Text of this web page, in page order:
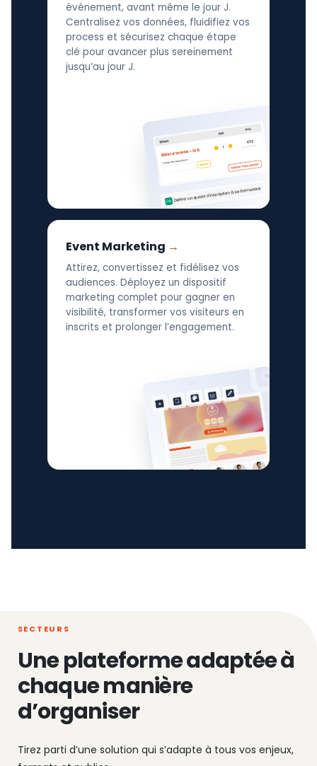
événement, avant même le jour J.
Centralisez vos données, fluidifiez vos
process et sécurisez chaque étape
clé pour avancer plus sereinement
jusqu’au jour J.
Event Marketing
Attirez, convertissez et fidélisez vos
audiences. Déployez un dispositif
marketing complet pour gagner en
visibilité, transformer vos visiteurs en
inscrits et prolonger l’engagement.
SECTEURS
Une plateforme adaptée à
chaque manière
d’organiser
Tirez parti d’une solution qui s’adapte à tous vos enjeux,